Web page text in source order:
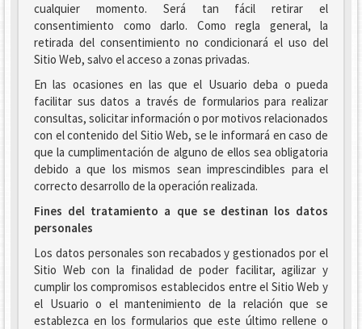
cualquier momento. Será tan fácil retirar el
consentimiento como darlo. Como regla general, la
retirada del consentimiento no condicionará el uso del
Sitio Web, salvo el acceso a zonas privadas.
En las ocasiones en las que el Usuario deba o pueda
facilitar sus datos a través de formularios para realizar
consultas, solicitar información o por motivos relacionados
con el contenido del Sitio Web, se le informará en caso de
que la cumplimentación de alguno de ellos sea obligatoria
debido a que los mismos sean imprescindibles para el
correcto desarrollo de la operación realizada.
Fines del tratamiento a que se destinan los datos
personales
Los datos personales son recabados y gestionados por el
Sitio Web con la finalidad de poder facilitar, agilizar y
cumplir los compromisos establecidos entre el Sitio Web y
el Usuario o el mantenimiento de la relación que se
establezca en los formularios que este último rellene o